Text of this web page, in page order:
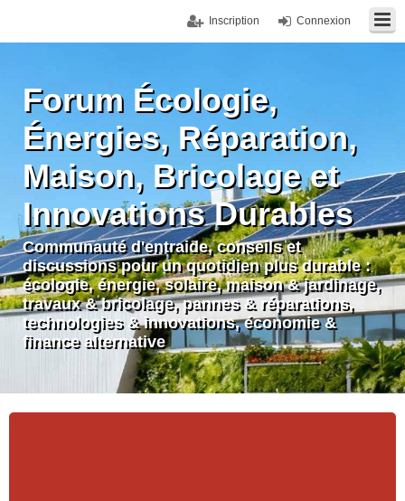
Connexion
Inscription
Forum Écologie,
Énergies, Réparation,
Maison, Bricolage et
Innovations Durables
Communauté d'entraide, conseils et
discussions pour un quotidien plus durable :
écologie, énergie, solaire, maison & jardinage,
travaux & bricolage, pannes & réparations,
technologies & innovations, économie &
finance alternative